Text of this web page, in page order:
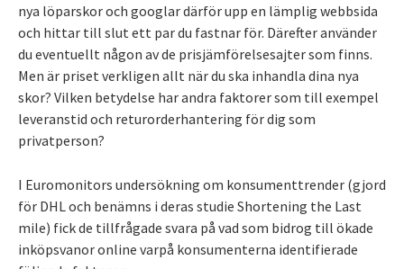
nya löparskor och googlar därför upp en lämplig webbsida
och hittar till slut ett par du fastnar för. Därefter använder
du eventuellt någon av de prisjämförelsesajter som finns.
Men är priset verkligen allt när du ska inhandla dina nya
skor? Vilken betydelse har andra faktorer som till exempel
leveranstid och returorderhantering för dig som
privatperson?
I Euromonitors undersökning om konsumenttrender (gjord
för DHL och benämns i deras studie Shortening the Last
mile) fick de tillfrågade svara på vad som bidrog till ökade
inköpsvanor online varpå konsumenterna identifierade